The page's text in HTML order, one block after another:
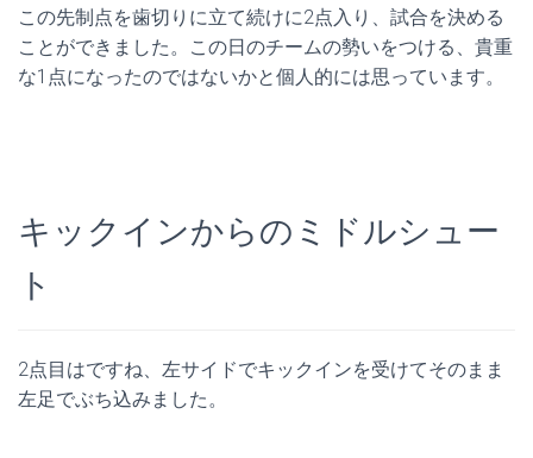
この先制点を歯切りに立て続けに2点入り、試合を決める
ことができました。この日のチームの勢いをつける、貴重
な1点になったのではないかと個人的には思っています。
キックインからのミドルシュー
ト
2点目はですね、左サイドでキックインを受けてそのまま
左足でぶち込みました。